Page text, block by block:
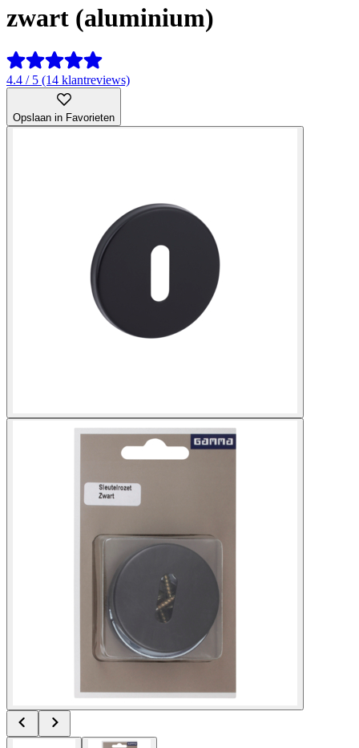
zwart (aluminium)
4.4 / 5 (14 klantreviews)
Opslaan in Favorieten